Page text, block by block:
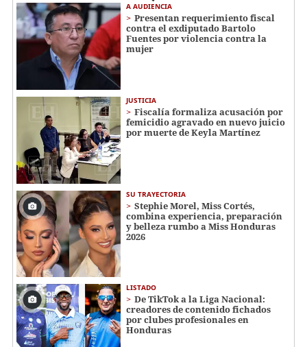
A AUDIENCIA
Presentan requerimiento fiscal
contra el exdiputado Bartolo
Fuentes por violencia contra la
mujer
JUSTICIA
Fiscalía formaliza acusación por
femicidio agravado en nuevo juicio
por muerte de Keyla Martínez
SU TRAYECTORIA
Stephie Morel, Miss Cortés,
combina experiencia, preparación
y belleza rumbo a Miss Honduras
2026
LISTADO
De TikTok a la Liga Nacional:
creadores de contenido fichados
por clubes profesionales en
Honduras